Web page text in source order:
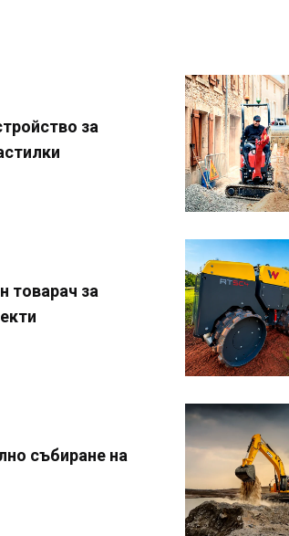
за
товарач за
събиране на